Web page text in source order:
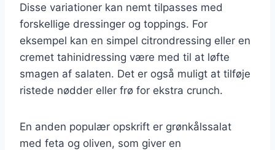
Disse variationer kan nemt tilpasses med
forskellige dressinger og toppings. For
eksempel kan en simpel citrondressing eller en
cremet tahinidressing være med til at løfte
smagen af salaten. Det er også muligt at tilføje
ristede nødder eller frø for ekstra crunch.
En anden populær opskrift er grønkålssalat
med feta og oliven, som giver en